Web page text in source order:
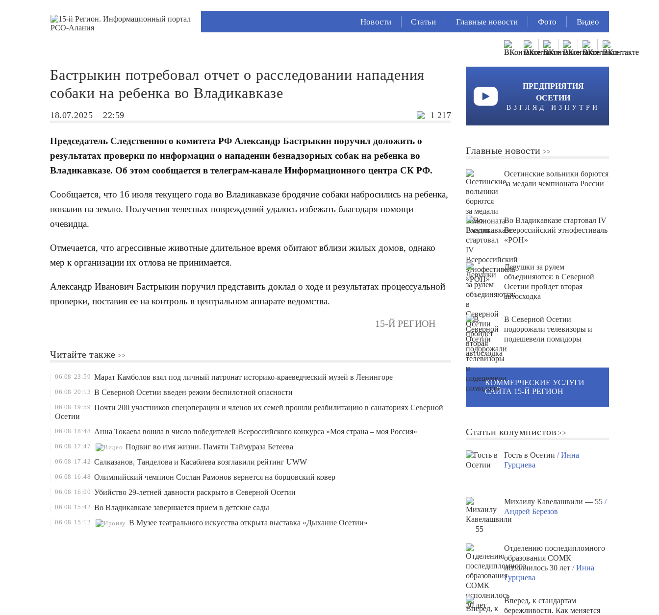
Новости Статьи Главные новости Фото Видео
Бастрыкин потребовал отчет о расследовании нападения
собаки на ребенка во Владикавказе
18.07.2025 22:59 1 217
Председатель Следственного комитета РФ Александр Бастрыкин поручил доложить о
результатах проверки по информации о нападении безнадзорных собак на ребенка во
Владикавказе. Об этом сообщается в телеграм-канале Информационного центра СК РФ.
Сообщается, что 16 июля текущего года во Владикавказе бродячие собаки набросились на ребенка,
повалив на землю. Получения телесных повреждений удалось избежать благодаря помощи
очевидца.
Отмечается, что агрессивные животные длительное время обитают вблизи жилых домов, однако
мер к организации их отлова не принимается.
Александр Иванович Бастрыкин поручил представить доклад о ходе и результатах процессуальной
проверки, поставив ее на контроль в центральном аппарате ведомства.
15-Й РЕГИОН
Читайте также
06.08 23:59 Марат Камболов взял под личный патронат историко-краеведческий музей в Ленингоре
06.08 20:13 В Северной Осетии введен режим беспилотной опасности
06.08 19:59 Почти 200 участников спецоперации и членов их семей прошли реабилитацию в санаториях Северной
Осетии
06.08 18:48 Анна Токаева вошла в число победителей Всероссийского конкурса «Моя страна – моя Россия»
06.08 17:47 Подвиг во имя жизни. Памяти Таймураза Бетеева
06.08 17:42 Салказанов, Танделова и Касабиева возглавили рейтинг UWW
06.08 16:48 Олимпийский чемпион Сослан Рамонов вернется на борцовский ковер
06.08 16:00 Убийство 29-летней давности раскрыто в Северной Осетии
06.08 15:42 Во Владикавказе завершается прием в детские сады
06.08 15:12 В Музее театрального искусства открыта выставка «Дыхание Осетии»
ПРЕДПРИЯТИЯ
ОСЕТИИ
ВЗГЛЯД ИЗНУТРИ
Главные новости
Осетинские вольники борются
за медали чемпионата России
Во Владикавказе стартовал IV
Всероссийский этнофестиваль
«РОН»
Девушки за рулем
объединяются: в Северной
Осетии пройдет вторая
автосходка
В Северной Осетии
подорожали телевизоры и
подешевели помидоры
КОММЕРЧЕСКИЕ УСЛУГИ
САЙТА 15-Й РЕГИОН
Статьи колумнистов
Гость в Осетии/ Инна
Гурциева
Михаилу Кавелашвили — 55/
Андрей Березов
Отделению последипломного
образования СОМК
исполнилось 30 лет/ Инна
Гурциева
Вперед, к стандартам
бережливости. Как меняется